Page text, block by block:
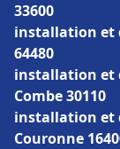
33600
installation et
64480
installation et
Combe 30110
installation et
Couronne